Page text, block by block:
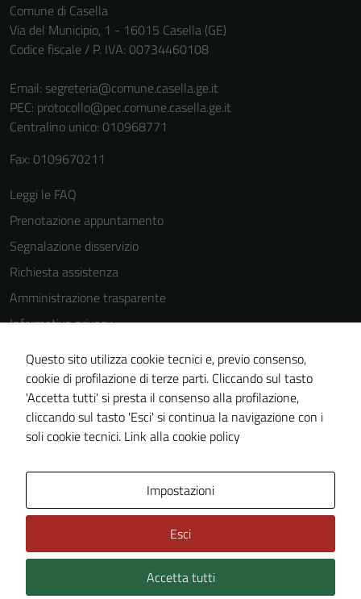
Comune di Casella
Via del Municipio, 1 - 16015 Casella (GE)
Codice fiscale / P. IVA: 00734460108
Email: segreteria@comune.casella.ge.it
PEC: protocollo@pec.comune.casella.ge.it
Centralino unico: 010968771
Fax: 0109670211
Leggi le FAQ
Prenotazione appuntamento
Segnalazione disservizio
Richiesta assistenza
Amministrazione trasparente
Informativa privacy
Cookie Policy
Note legali
Dichiarazione di accessibilità
Piano di miglioramento del sito
Technical Design s.r.l.
Questo sito utilizza cookie tecnici e, previo consenso,
cookie di profilazione di terze parti. Cliccando sul tasto
'Accetta tutti' si presta il consenso alla profilazione,
cliccando sul tasto 'Esci' si continua la navigazione con i
soli cookie tecnici. Link alla cookie policy
Impostazioni
Esci
Accetta tutti
Tecnici
sono necessari
possono
essere